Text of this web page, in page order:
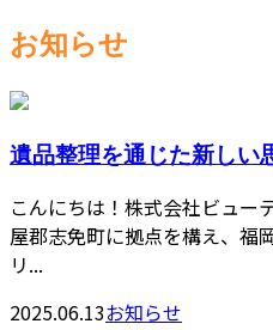
お知らせ
遺品整理を通じた新しい
こんにちは！株式会社ビュー
屋郡志免町に拠点を構え、福
リ...
2025.06.13お知らせ